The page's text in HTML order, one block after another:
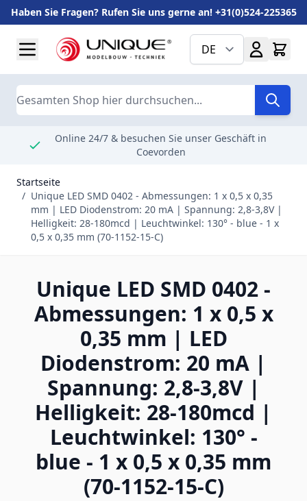
Haben Sie Fragen? Rufen Sie uns gerne an! +31(0)524-225365
DE
Suche
Online 24/7 & besuchen Sie unser Geschäft in
Coevorden
Startseite
/ Unique LED SMD 0402 - Abmessungen: 1 x 0,5 x 0,35
mm | LED Diodenstrom: 20 mA | Spannung: 2,8-3,8V |
Helligkeit: 28-180mcd | Leuchtwinkel: 130° - blue - 1 x
0,5 x 0,35 mm (70-1152-15-C)
Unique LED SMD 0402 -
Abmessungen: 1 x 0,5 x
0,35 mm | LED
Diodenstrom: 20 mA |
Spannung: 2,8-3,8V |
Helligkeit: 28-180mcd |
Leuchtwinkel: 130° -
blue - 1 x 0,5 x 0,35 mm
(70-1152-15-C)